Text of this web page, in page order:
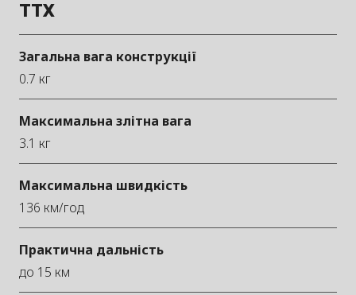
TTX
Загальна вага конструкції
0.7 кг
Максимальна злітна вага
3.1 кг
Максимальна швидкість
136 км/год
Практична дальність
до 15 км